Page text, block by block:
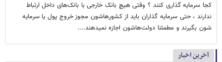
کجا سرمایه گذاری کنند ؟ وقتی هیچ بانک خارجی با بانک‌های داخل ارتباط
ندارند ، حتی سرمایه گذاران باید از کشورهاشون مجوز خروج پول یا سرمایه
شون بگیرند و مطمئنا دولت‌هاشون اجازه نمیدهند....
آخرین اخبار